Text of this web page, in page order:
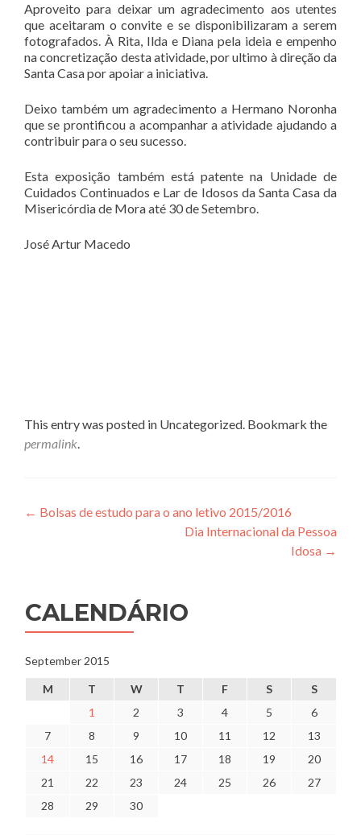
Aproveito para deixar um agradecimento aos utentes
que aceitaram o convite e se disponibilizaram a serem
fotografados. À Rita, Ilda e Diana pela ideia e empenho
na concretização desta atividade, por ultimo à direção da
Santa Casa por apoiar a iniciativa.
Deixo também um agradecimento a Hermano Noronha
que se prontificou a acompanhar a atividade ajudando a
contribuir para o seu sucesso.
Esta exposição também está patente na Unidade de
Cuidados Continuados e Lar de Idosos da Santa Casa da
Misericórdia de Mora até 30 de Setembro.
José Artur Macedo
This entry was posted in Uncategorized. Bookmark the
permalink.
Post
← Bolsas de estudo para o ano letivo 2015/2016
Dia Internacional da Pessoa
Idosa →
CALENDÁRIO
September 2015
M T W T F S
S
1
2 3 4 5
6
7
8 9 10 11 12
13
14
15 16 17 18 19
20
21
22 23 24 25 26
27
28
29 30